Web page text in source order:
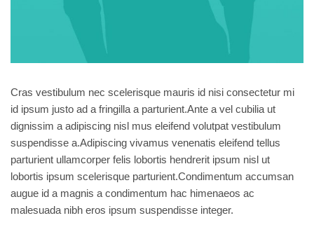
Cras vestibulum nec scelerisque mauris id nisi consectetur mi
id ipsum justo ad a fringilla a parturient.Ante a vel cubilia ut
dignissim a adipiscing nisl mus eleifend volutpat vestibulum
suspendisse a.Adipiscing vivamus venenatis eleifend tellus
parturient ullamcorper felis lobortis hendrerit ipsum nisl ut
lobortis ipsum scelerisque parturient.Condimentum accumsan
augue id a magnis a condimentum hac himenaeos ac
malesuada nibh eros ipsum suspendisse integer.